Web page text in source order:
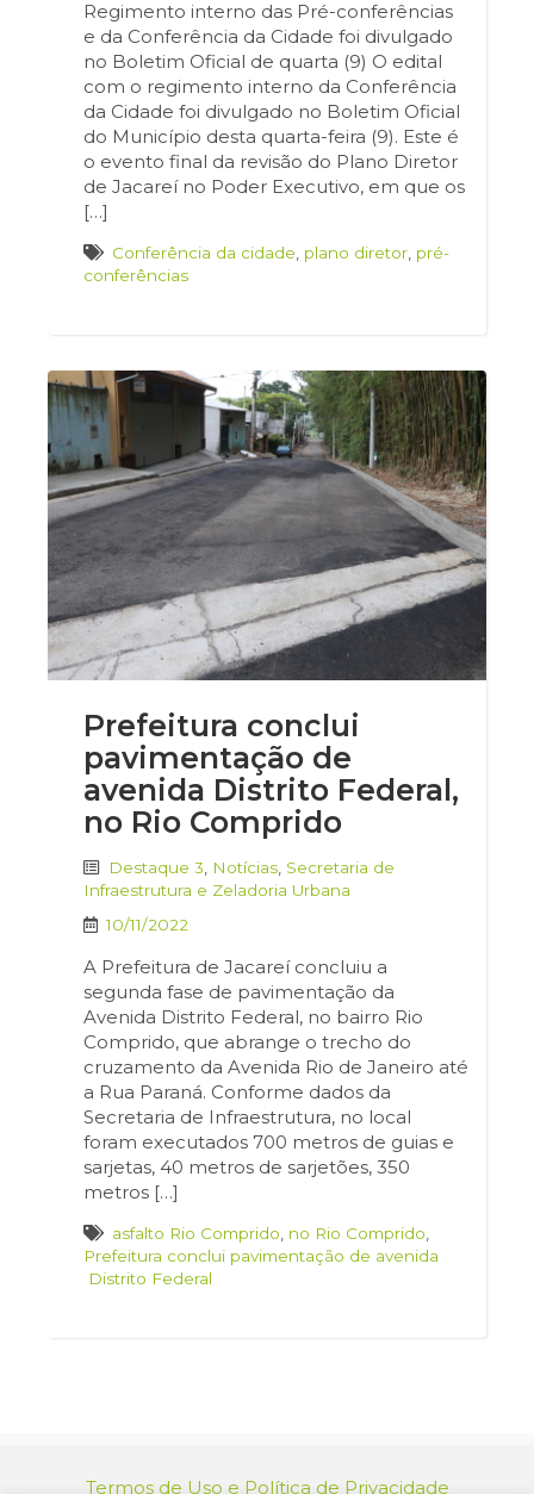
Regimento interno das Pré-conferências
e da Conferência da Cidade foi divulgado
no Boletim Oficial de quarta (9) O edital
com o regimento interno da Conferência
da Cidade foi divulgado no Boletim Oficial
do Município desta quarta-feira (9). Este é
o evento final da revisão do Plano Diretor
de Jacareí no Poder Executivo, em que os
[…]
Conferência da cidade plano diretor pré-
conferências
Prefeitura conclui
pavimentação de
avenida Distrito Federal,
no Rio Comprido
Destaque 3 Notícias Secretaria de
Infraestrutura e Zeladoria Urbana
10/11/2022
A Prefeitura de Jacareí concluiu a
segunda fase de pavimentação da
Avenida Distrito Federal, no bairro Rio
Comprido, que abrange o trecho do
cruzamento da Avenida Rio de Janeiro até
a Rua Paraná. Conforme dados da
Secretaria de Infraestrutura, no local
foram executados 700 metros de guias e
sarjetas, 40 metros de sarjetões, 350
metros […]
asfalto Rio Comprido no Rio Comprido
Prefeitura conclui pavimentação de avenida
Distrito Federal
Termos de Uso e Política de Privacidade